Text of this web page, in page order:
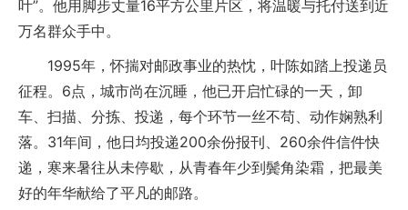
叶”。他用脚步丈量16平方公里片区，将温暖与托付送到近
万名群众手中。
1995年，怀揣对邮政事业的热忱，叶陈如踏上投递员
征程。6点，城市尚在沉睡，他已开启忙碌的一天，卸
车、扫描、分拣、投递，每个环节一丝不苟、动作娴熟利
落。31年间，他日均投递200余份报刊、260余件信件快
递，寒来暑往从未停歇，从青春年少到鬓角染霜，把最美
好的年华献给了平凡的邮路。